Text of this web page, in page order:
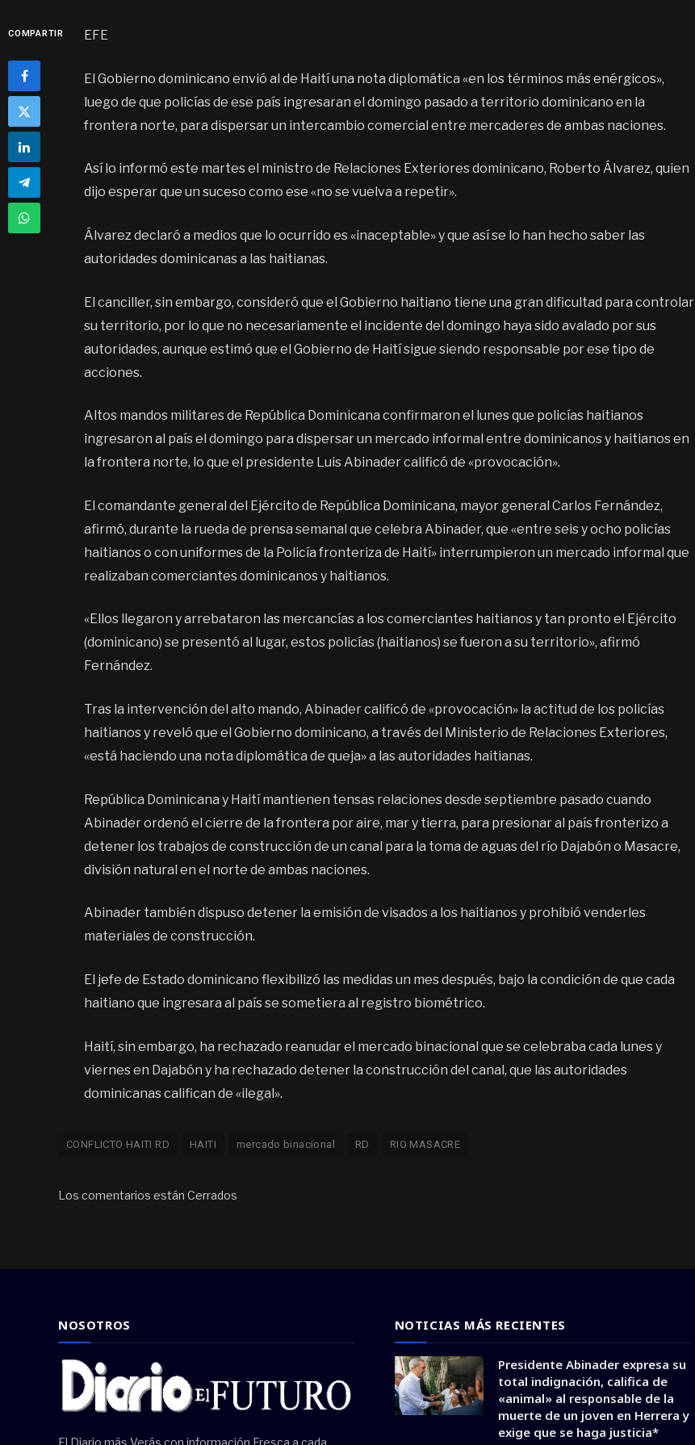
COMPARTIR EFE
El Gobierno dominicano envió al de Haití una nota diplomática «en los términos más enérgicos»,
luego de que policías de ese país ingresaran el domingo pasado a territorio dominicano en la
frontera norte, para dispersar un intercambio comercial entre mercaderes de ambas naciones.
Así lo informó este martes el ministro de Relaciones Exteriores dominicano, Roberto Álvarez, quien
dijo esperar que un suceso como ese «no se vuelva a repetir».
Álvarez declaró a medios que lo ocurrido es «inaceptable» y que así se lo han hecho saber las
autoridades dominicanas a las haitianas.
El canciller, sin embargo, consideró que el Gobierno haitiano tiene una gran dificultad para controlar
su territorio, por lo que no necesariamente el incidente del domingo haya sido avalado por sus
autoridades, aunque estimó que el Gobierno de Haití sigue siendo responsable por ese tipo de
acciones.
Altos mandos militares de República Dominicana confirmaron el lunes que policías haitianos
ingresaron al país el domingo para dispersar un mercado informal entre dominicanos y haitianos en
la frontera norte, lo que el presidente Luis Abinader calificó de «provocación».
El comandante general del Ejército de República Dominicana, mayor general Carlos Fernández,
afirmó, durante la rueda de prensa semanal que celebra Abinader, que «entre seis y ocho policías
haitianos o con uniformes de la Policía fronteriza de Haití» interrumpieron un mercado informal que
realizaban comerciantes dominicanos y haitianos.
«Ellos llegaron y arrebataron las mercancías a los comerciantes haitianos y tan pronto el Ejército
(dominicano) se presentó al lugar, estos policías (haitianos) se fueron a su territorio», afirmó
Fernández.
Tras la intervención del alto mando, Abinader calificó de «provocación» la actitud de los policías
haitianos y reveló que el Gobierno dominicano, a través del Ministerio de Relaciones Exteriores,
«está haciendo una nota diplomática de queja» a las autoridades haitianas.
República Dominicana y Haití mantienen tensas relaciones desde septiembre pasado cuando
Abinader ordenó el cierre de la frontera por aire, mar y tierra, para presionar al país fronterizo a
detener los trabajos de construcción de un canal para la toma de aguas del río Dajabón o Masacre,
división natural en el norte de ambas naciones.
Abinader también dispuso detener la emisión de visados a los haitianos y prohibió venderles
materiales de construcción.
El jefe de Estado dominicano flexibilizó las medidas un mes después, bajo la condición de que cada
haitiano que ingresara al país se sometiera al registro biométrico.
Haití, sin embargo, ha rechazado reanudar el mercado binacional que se celebraba cada lunes y
viernes en Dajabón y ha rechazado detener la construcción del canal, que las autoridades
dominicanas califican de «ilegal».
CONFLICTO HAITI RD HAITI mercado binacional RD RIO MASACRE
Los comentarios están Cerrados
NOSOTROS NOTICIAS MÁS RECIENTES
Presidente Abinader expresa su
total indignación, califica de
«animal» al responsable de la
muerte de un joven en Herrera y
exige que se haga justicia*